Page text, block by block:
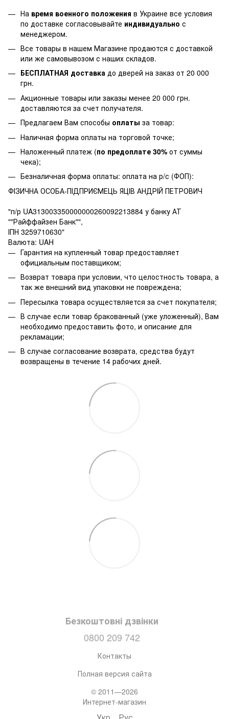
На время военного положения в Украине все условия
по доставке согласовывайте индивидуально с
менеджером.
Все товары в нашем Магазине продаются с доставкой
или же самовывозом с наших складов.
БЕСПЛАТНАЯ доставка до дверей на заказ от 20 000
грн.
Акционные товары или заказы менее 20 000 грн.
доставляются за счет получателя.
Предлагаем Вам способы оплаты за товар:
Наличная форма оплаты на торговой точке;
Наложенный платеж (по предоплате 30% от суммы
чека);
Безналичная форма оплаты: оплата на р/с (ФОП):
ФІЗИЧНА ОСОБА-ПІДПРИЄМЕЦЬ ЯЦІВ АНДРІЙ ПЕТРОВИЧ
"п/р UA313003350000000260092213884 у банку АТ
""Райффайзен Банк"",
ІПН 3259710630"
Валюта: UAH
Гарантия на купленный товар предоставляет
официальным поставщиком;
Возврат товара при условии, что целостность товара, а
так же внешний вид упаковки не повреждена;
Пересылка товара осуществляется за счет покупателя;
В случае если товар бракованный (уже уложенный), Вам
необходимо предоставить фото, и описание для
рекламации;
В случае согласование возврата, средства будут
возвращены в течение 14 рабочих дней.
Безкоштовні дзвінки
0800 209 742
Контакты
Полная версия сайта
© 2011—2026
Интернет-магазин